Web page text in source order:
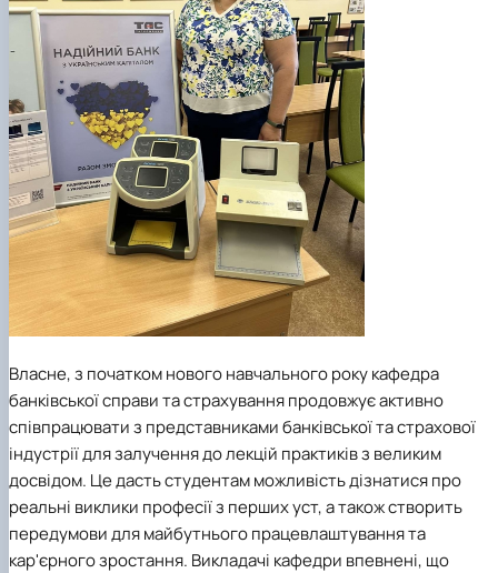
Власне, з початком нового навчального року кафедра
банківської справи та страхування продовжує активно
співпрацювати з представниками банківської та страхової
індустрії для залучення до лекцій практиків з великим
досвідом. Це дасть студентам можливість дізнатися про
реальні виклики професії з перших уст, а також створить
передумови для майбутнього працевлаштування та
кар'єрного зростання. Викладачі кафедри впевнені, що